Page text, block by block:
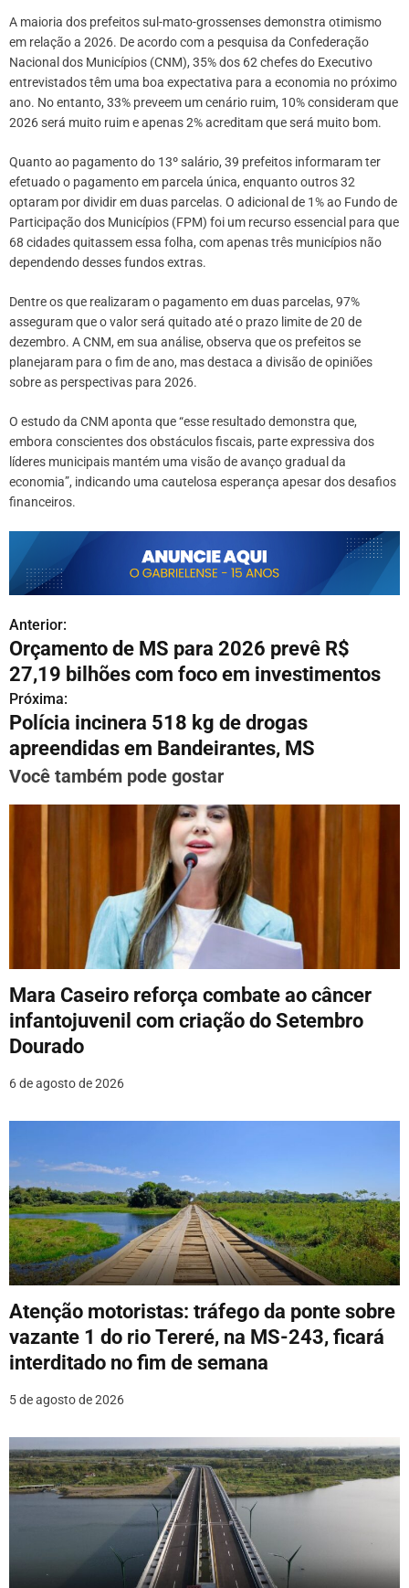
A maioria dos prefeitos sul-mato-grossenses demonstra otimismo
em relação a 2026. De acordo com a pesquisa da Confederação
Nacional dos Municípios (CNM), 35% dos 62 chefes do Executivo
entrevistados têm uma boa expectativa para a economia no próximo
ano. No entanto, 33% preveem um cenário ruim, 10% consideram que
2026 será muito ruim e apenas 2% acreditam que será muito bom.
Quanto ao pagamento do 13º salário, 39 prefeitos informaram ter
efetuado o pagamento em parcela única, enquanto outros 32
optaram por dividir em duas parcelas. O adicional de 1% ao Fundo de
Participação dos Municípios (FPM) foi um recurso essencial para que
68 cidades quitassem essa folha, com apenas três municípios não
dependendo desses fundos extras.
Dentre os que realizaram o pagamento em duas parcelas, 97%
asseguram que o valor será quitado até o prazo limite de 20 de
dezembro. A CNM, em sua análise, observa que os prefeitos se
planejaram para o fim de ano, mas destaca a divisão de opiniões
sobre as perspectivas para 2026.
O estudo da CNM aponta que “esse resultado demonstra que,
embora conscientes dos obstáculos fiscais, parte expressiva dos
líderes municipais mantém uma visão de avanço gradual da
economia”, indicando uma cautelosa esperança apesar dos desafios
financeiros.
N
a
v
e
g
a
e
P
o
s
t
Anterior:
Orçamento de MS para 2026 prevê R$
27,19 bilhões com foco em investimentos
Próxima:
Polícia incinera 518 kg de drogas
apreendidas em Bandeirantes, MS
Você também pode gostar
Mara Caseiro reforça combate ao câncer
infantojuvenil com criação do Setembro
Dourado
6 de agosto de 2026
Atenção motoristas: tráfego da ponte sobre
vazante 1 do rio Tereré, na MS-243, ficará
interditado no fim de semana
5 de agosto de 2026